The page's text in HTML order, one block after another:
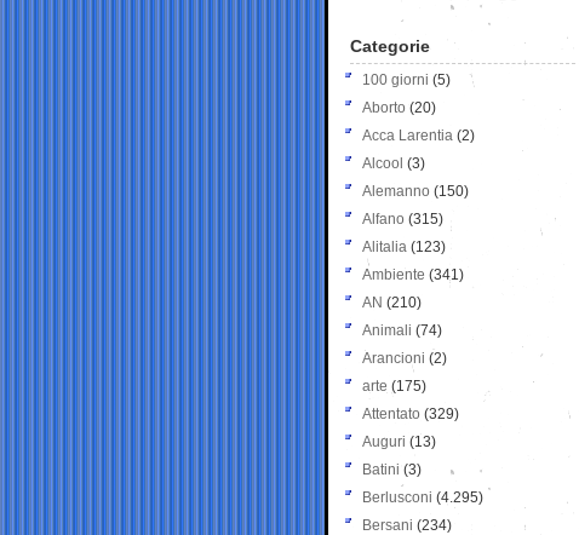
Categorie
100 giorni (5)
Aborto (20)
Acca Larentia (2)
Alcool (3)
Alemanno (150)
Alfano (315)
Alitalia (123)
Ambiente (341)
AN (210)
Animali (74)
Arancioni (2)
arte (175)
Attentato (329)
Auguri (13)
Batini (3)
Berlusconi (4.295)
Bersani (234)